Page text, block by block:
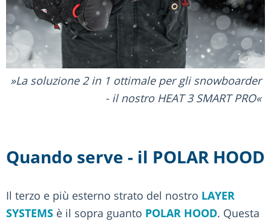
La soluzione 2 in 1 ottimale per gli snowboarder
- il nostro HEAT 3 SMART PRO
Quando serve - il POLAR HOOD
Il terzo e più esterno strato del nostro LAYER
SYSTEMS è il sopra guanto POLAR HOOD. Questa